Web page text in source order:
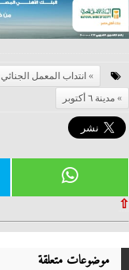
انتداب المعمل الجنائي
مدينة ٦ أكتوبر
⇧
موضوعات متعلقة